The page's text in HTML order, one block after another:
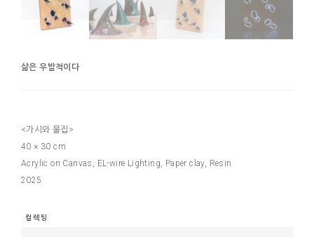
삶은 우발적이다
<가시와 물집>
40 × 30 cm
Acrylic on Canvas, EL-wire Lighting, Paper clay, Resin
2025
컬렉팅